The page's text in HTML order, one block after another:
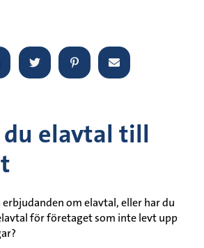
elavtal till
om elavtal, eller har du
för företaget som inte levt upp